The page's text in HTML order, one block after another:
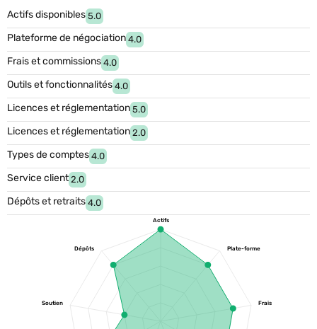
Actifs disponibles 5.0
Plateforme de négociation 4.0
Frais et commissions 4.0
Outils et fonctionnalités 4.0
Licences et réglementation 5.0
Licences et réglementation 2.0
Types de comptes 4.0
Service client 2.0
Dépôts et retraits 4.0
Actifs
Plate-forme
Frais
Soutien
Dépôts